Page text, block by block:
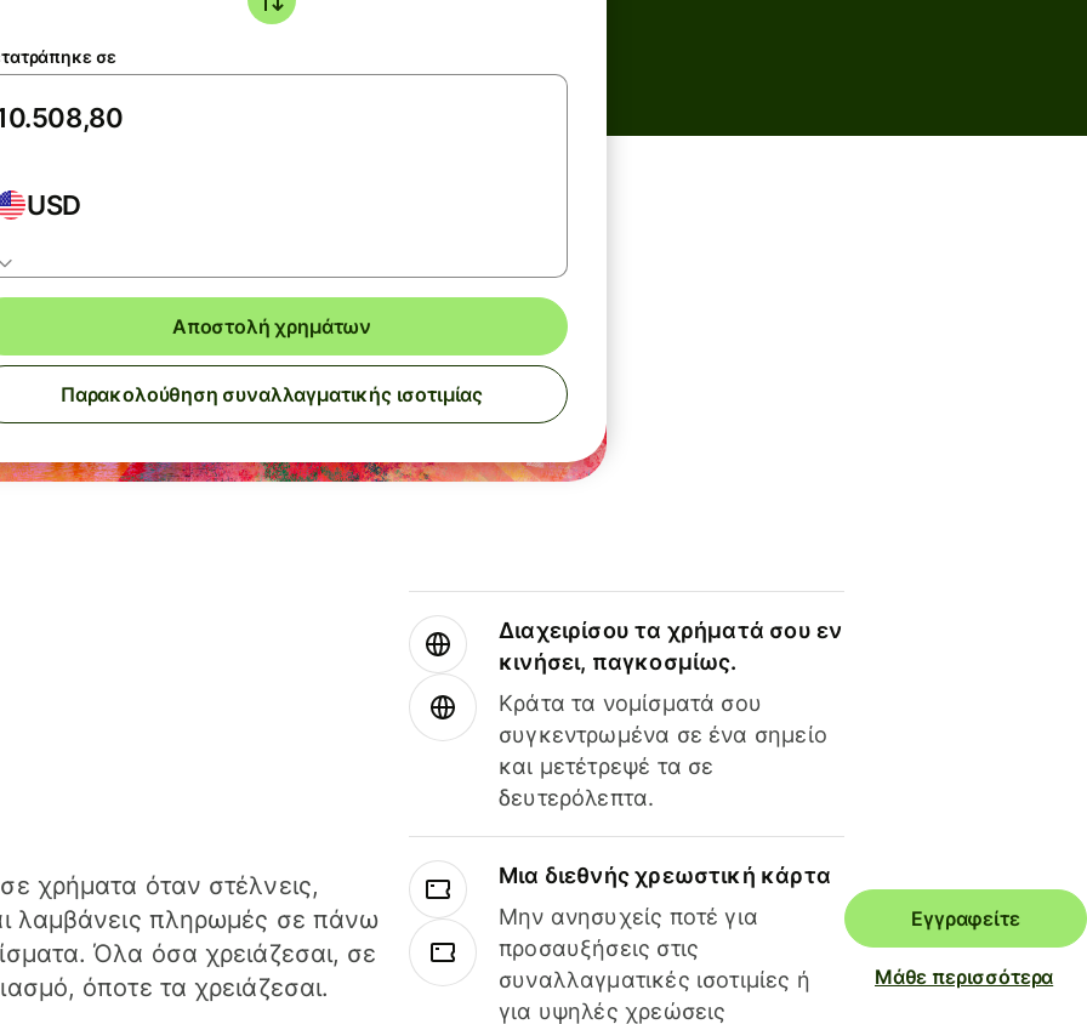
σε
USD
Αποστολή χρημάτων
Παρακολούθηση συναλλαγματικής ισοτιμίας
χρήματα όταν στέλνεις,
λαμβάνεις πληρωμές σε πάνω
Όλα όσα χρειάζεσαι, σε
όποτε τα χρειάζεσαι.
Διαχειρίσου τα χρήματά σου εν
κινήσει, παγκοσμίως.
Κράτα τα νομίσματά σου
συγκεντρωμένα σε ένα σημείο
και μετέτρεψέ τα σε
δευτερόλεπτα.
Μια διεθνής χρεωστική κάρτα
Μην ανησυχείς ποτέ για
προσαυξήσεις στις
συναλλαγματικές ισοτιμίες ή
για υψηλές χρεώσεις
Εγγραφείτε
Μάθε περισσότερα